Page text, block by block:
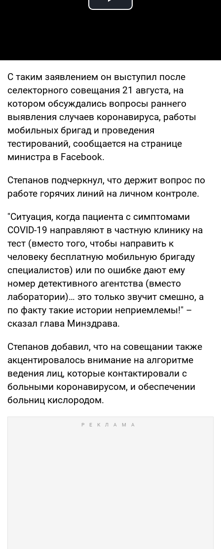
Play Video
С таким заявлением он выступил после
селекторного совещания 21 августа, на
котором обсуждались вопросы раннего
выявления случаев коронавируса, работы
мобильных бригад и проведения
тестирований, сообщается на странице
министра в Facebook.
Степанов подчеркнул, что держит вопрос по
работе горячих линий на личном контроле.
"Ситуация, когда пациента с симптомами
COVID-19 направляют в частную клинику на
тест (вместо того, чтобы направить к
человеку бесплатную мобильную бригаду
специалистов) или по ошибке дают ему
номер детективного агентства (вместо
лаборатории)… это только звучит смешно, а
по факту такие истории неприемлемы!" –
сказал глава Минздрава.
Степанов добавил, что на совещании также
акцентировалось внимание на алгоритме
ведения лиц, которые контактировали с
больными коронавирусом, и обеспечении
больниц кислородом.